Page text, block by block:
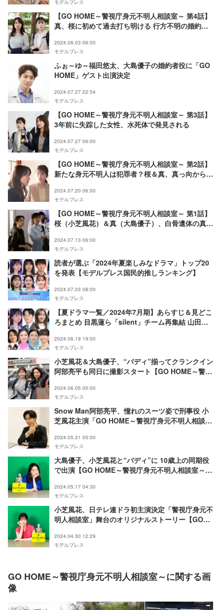
モデルプレス
【GO HOME～警視庁身元不明人相談室～ 第4話】
真、桜に初めて過去打ち明ける 行方不明の婚約者
2024.08.03 06:00
モデルプレス
ふぉ～ゆ～福田悠太、大島優子の婚約者役に「GO
HOME」ゲスト出演決定
2024.07.27 22:54
モデルプレス
【GO HOME～警視庁身元不明人相談室～ 第3話】
3年前に失踪した女性、水死体で発見される
2024.07.27 06:00
モデルプレス
【GO HOME～警視庁身元不明人相談室～ 第2話】
新たな身元不明人は犯罪者？桜＆真、真っ向から対
2024.07.20 06:00
モデルプレス
【GO HOME～警視庁身元不明人相談室～ 第1話】
桜（小芝風花）＆真（大島優子）、白骨遺体の真相
2024.07.13 06:00
モデルプレス
読者が選ぶ「2024年夏楽しみなドラマ」トップ20
を発表【モデルプレス国民的推しランキング】
2024.07.03 08:00
モデルプレス
【夏ドラマ一覧／2024年7月期】あらすじ＆見どこ
ろまとめ 目黒蓮ら「silent」チーム再集結 山田涼
2024.06.19 19:00
モデルプレス
小芝風花＆大島優子、“バディ”揃ってクランクイン
阿部亮平も同日に撮影スタート【GO HOME～警視
2024.06.05 05:00
モデルプレス
Snow Man阿部亮平、憧れのスーツ姿で刑事役 小
芝風花主演「GO HOME～警視庁身元不明人相談室
2024.05.31 05:00
モデルプレス
大島優子、小芝風花と“バディ”に 10歳上の同期役
で出演【GO HOME～警視庁身元不明人相談室～／
2024.05.17 04:30
モデルプレス
小芝風花、日テレ連ドラ初主演決定「警視庁身元不
明人相談室」舞台のオリジナルストーリー【GO
文】
2024.04.30 12:29
モデルプレス
GO HOME～警視庁身元不明人相談室～に関する画
像